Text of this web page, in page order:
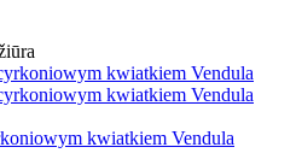
kwiatkiem Vendula